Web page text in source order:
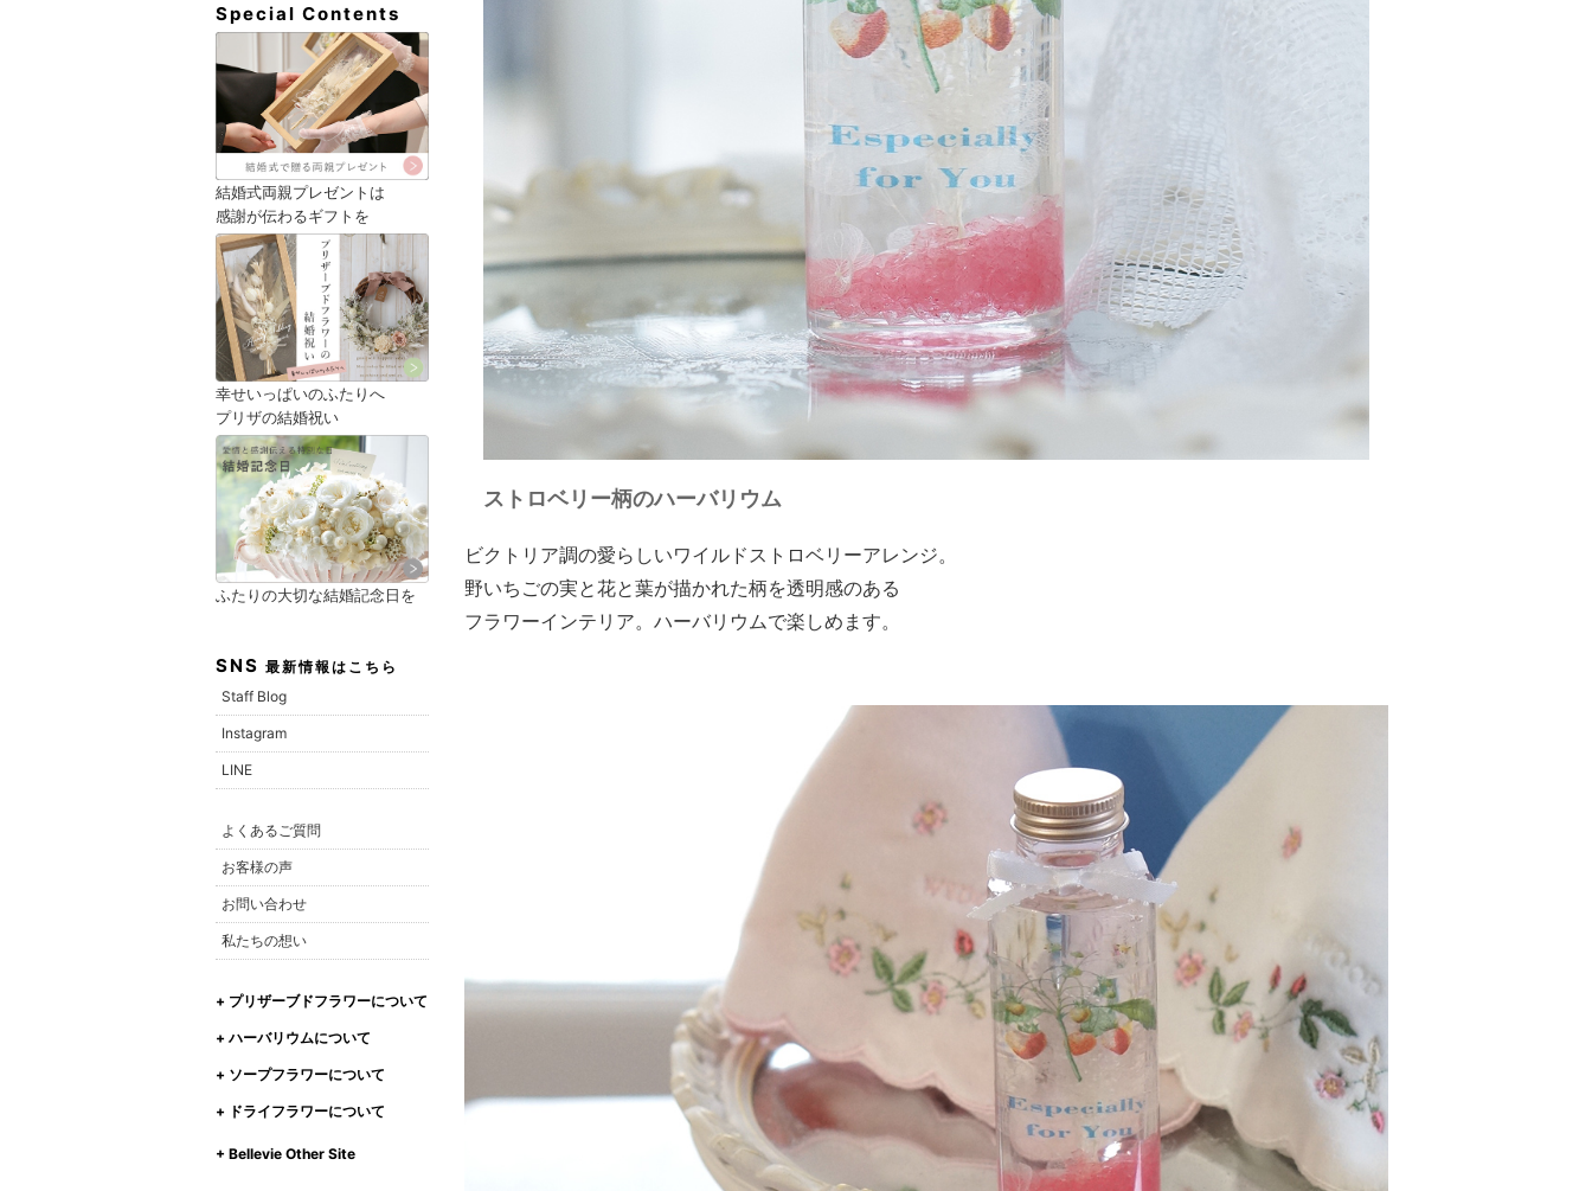
ストロベリー柄のハーバリウム
ビクトリア調の愛らしいワイルドストロベリーアレンジ。
野いちごの実と花と葉が描かれた柄を透明感のある
フラワーインテリア。ハーバリウムで楽しめます。
Special Contents
結婚式両親プレゼントは
感謝が伝わるギフトを
幸せいっぱいのふたりへ
プリザの結婚祝い
ふたりの大切な結婚記念日を
SNS 最新情報はこちら
Staff Blog
Instagram
LINE
よくあるご質問
お客様の声
お問い合わせ
私たちの想い
+ プリザーブドフラワーについて
+ ハーバリウムについて
+ ソープフラワーについて
+ ドライフラワーについて
+ Bellevie Other Site